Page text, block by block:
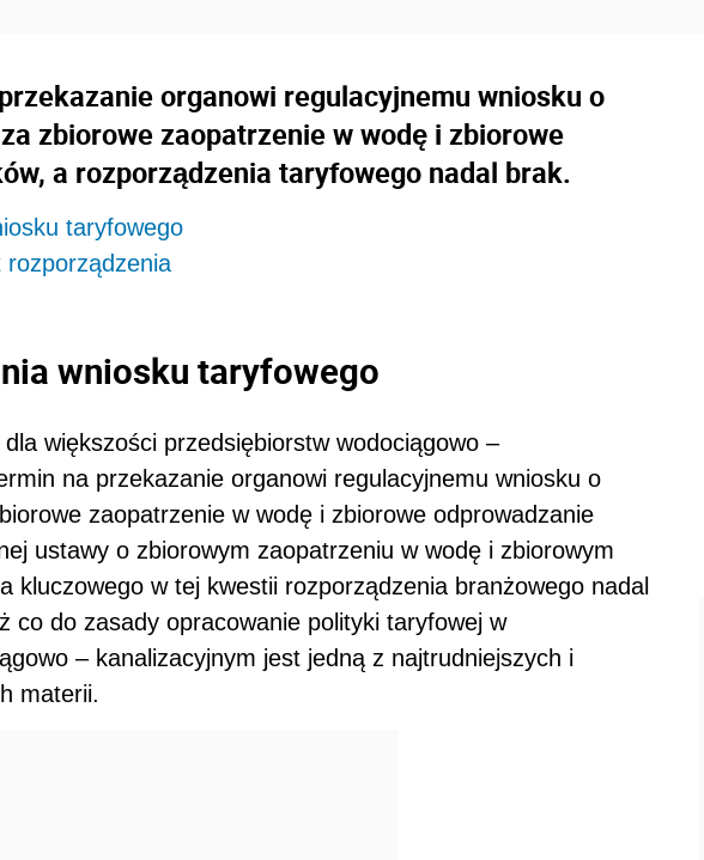
organowi regulacyjnemu wniosku o
zbiorowe zaopatrzenie w wodę i zbiorowe
a rozporządzenia taryfowego nadal brak.
taryfowego
rozporządzenia
wniosku taryfowego
większości przedsiębiorstw wodociągowo –
na przekazanie organowi regulacyjnemu wniosku o
zaopatrzenie w wodę i zbiorowe odprowadzanie
ustawy o zbiorowym zaopatrzeniu w wodę i zbiorowym
kluczowego w tej kwestii rozporządzenia branżowego nadal
co do zasady opracowanie polityki taryfowej w
– kanalizacyjnym jest jedną z najtrudniejszych i
materii.